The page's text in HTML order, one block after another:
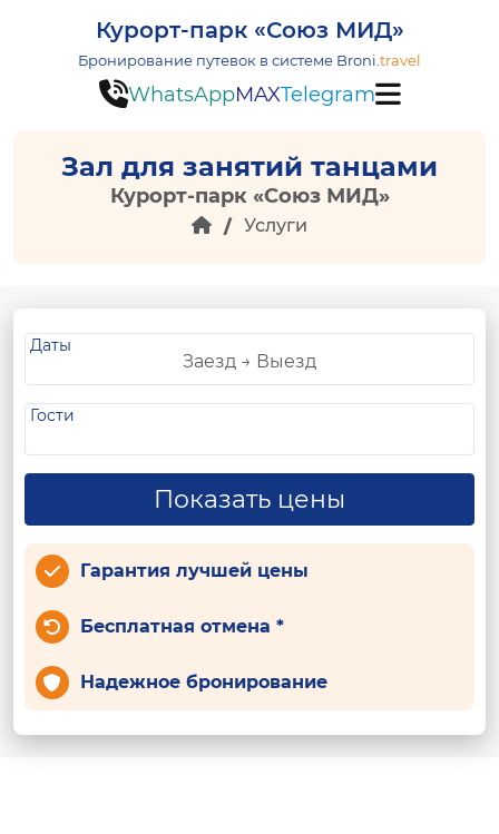
Курорт-парк «Союз МИД»
Бронирование путевок в системе Broni. travel
WhatsAppMAXTelegram
Зал для занятий танцами
Курорт-парк «Союз МИД»
Услуги
Даты
Гости
Показать цены
Гарантия лучшей цены
Бесплатная отмена *
Надежное бронирование